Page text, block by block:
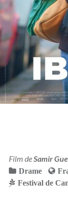
Film deSamir
Drame
Festival de